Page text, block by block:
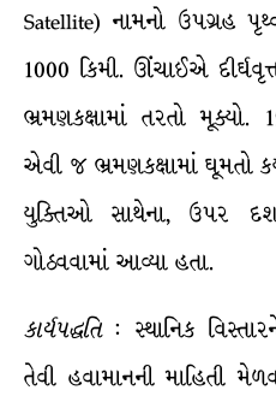
Satellite) નામનો ઉપગ્રહ
1000 કિમી. ઊંચાઈએ
ભ્રમણકક્ષામાં તરતો
એવી જ ભ્રમણકક્ષામાં ઘૂમતો
યુક્તિઓ સાથેના, ઉપર
ગોઠવવામાં આવ્યા હતા.
કાર્યપદ્ધતિ: સ્થાનિક
તેવી હવામાનની માહિતી